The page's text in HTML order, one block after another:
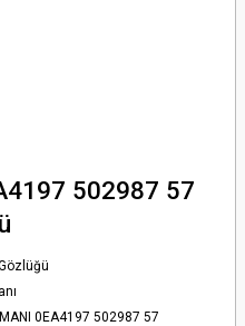
502987 57
0EA4197 502987 57